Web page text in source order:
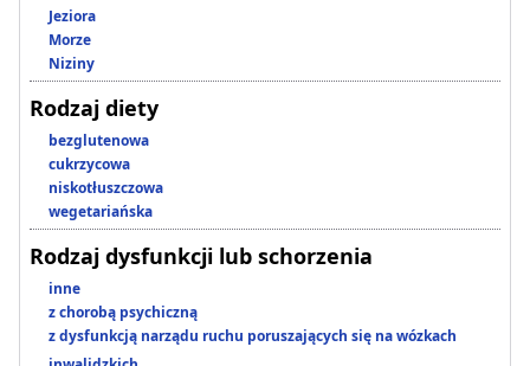
Jeziora
Morze
Niziny
Rodzaj diety
bezglutenowa
cukrzycowa
niskotłuszczowa
wegetariańska
Rodzaj dysfunkcji lub schorzenia
inne
z chorobą psychiczną
z dysfunkcją narządu ruchu poruszających się na wózkach